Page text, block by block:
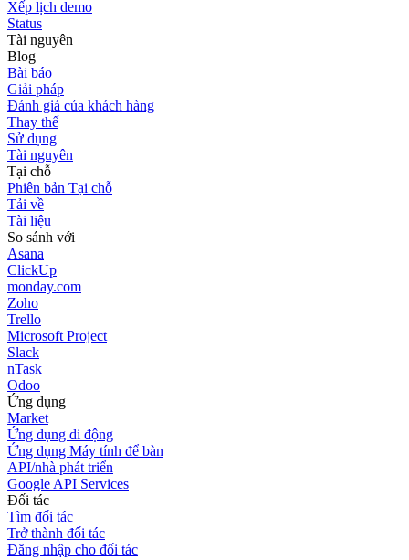
Xếp lịch demo
Status
Tài nguyên
Blog
Bài báo
Giải pháp
Đánh giá của khách hàng
Thay thế
Sử dụng
Tài nguyên
Tại chỗ
Phiên bản Tại chỗ
Tải về
Tài liệu
So sánh với
Asana
ClickUp
monday.com
Zoho
Trello
Microsoft Project
Slack
nTask
Odoo
Ứng dụng
Market
Ứng dụng di động
Ứng dụng Máy tính để bàn
API/nhà phát triển
Google API Services
Đối tác
Tìm đối tác
Trở thành đối tác
Đăng nhập cho đối tác